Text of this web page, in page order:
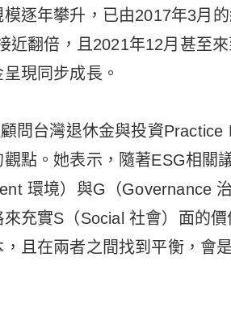
逐年攀升，已由2017年3月
近翻倍，且2021年12月甚至
現同步成長。
問台灣退休金與投資
點。她表示，隨著ESG相關
環境）與G（Governance
充實S（Social 社會）面的
且在兩者之間找到平衡，會